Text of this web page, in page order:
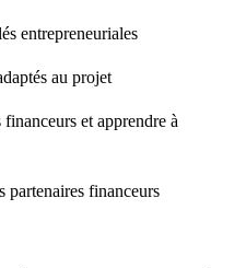
entrepreneuriales
au projet
et apprendre à
partenaires financeurs